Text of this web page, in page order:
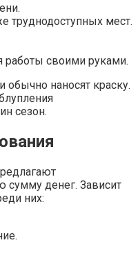
труднодоступных мест.
своими руками.
обычно наносят краску.
сезон.
сумму денег. Зависит
них: